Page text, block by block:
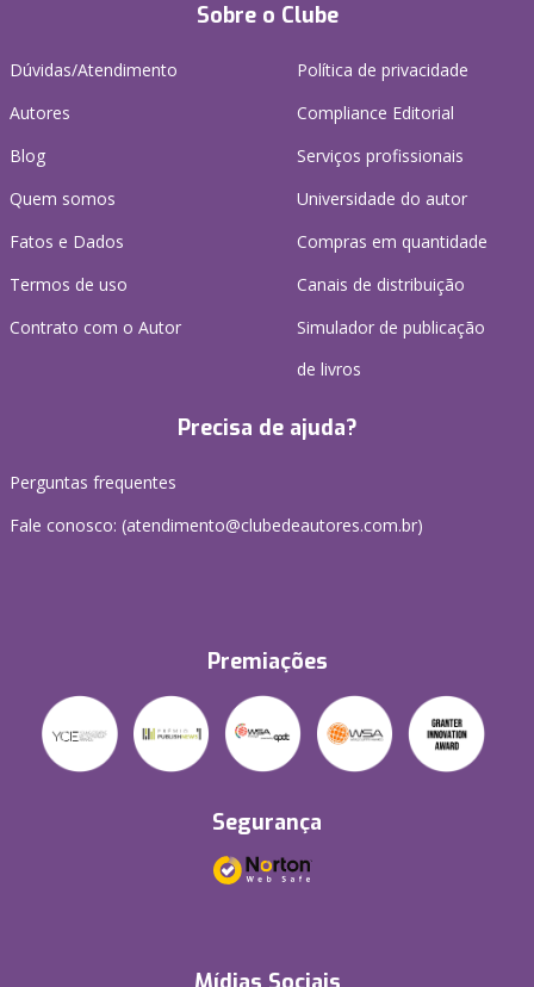
Sobre o Clube
Dúvidas/Atendimento
Autores
Blog
Quem somos
Fatos e Dados
Termos de uso
Contrato com o Autor
Política de privacidade
Compliance Editorial
Serviços profissionais
Universidade do autor
Compras em quantidade
Canais de distribuição
Simulador de publicação
de livros
Precisa de ajuda?
Perguntas frequentes
Fale conosco: (atendimento@clubedeautores.com.br)
Premiações
Segurança